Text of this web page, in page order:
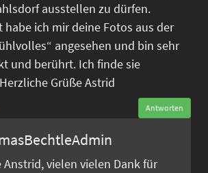
ausstellen zu dürfen.
habe ich mir deine Fotos aus der
angesehen und bin sehr
und berührt. Ich finde sie
Grüße Astrid
Antworten
Anstrid, vielen vielen Dank für